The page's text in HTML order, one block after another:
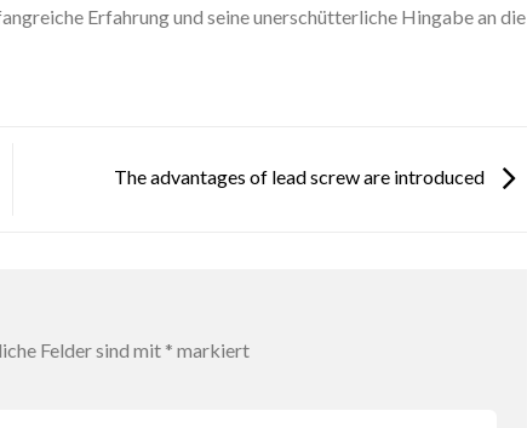
Erfahrung und seine unerschütterliche Hingabe an die
The advantages of lead screw are introduced
Felder sind mit * markiert